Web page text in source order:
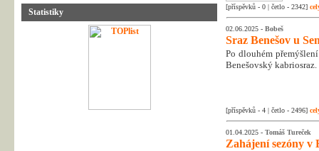
Statistiky
[příspěvků - 0 | četlo - 2342]
02.06.2025 - Bobeš
Sraz Benešov u
Po dlouhém
Benešovský kabriosraz.
[příspěvků - 4 | četlo - 2496]
01.04.2025 - Tomáš Tureček
Zahájení sezóny v